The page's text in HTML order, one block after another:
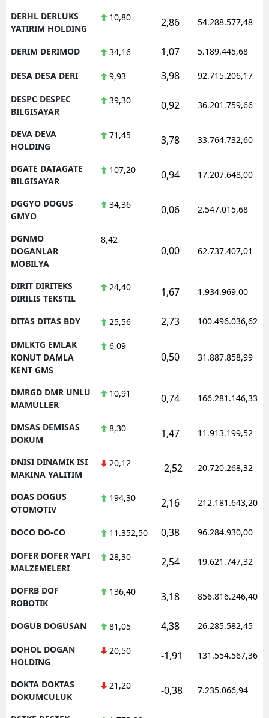
DERHL DERLUKS
YATIRIM HOLDING
10,80 2,86 54.288.577,48
DERIM DERIMOD 34,16 1,07 5.189.445,68
DESA DESA DERI 9,93 3,98 92.715.206,17
DESPC DESPEC
BILGISAYAR
39,30 0,92 36.201.759,66
DEVA DEVA
HOLDING
71,45 3,78 33.764.732,60
DGATE DATAGATE
BILGISAYAR
107,20 0,94 17.207.648,00
DGGYO DOGUS
GMYO
34,36 0,06 2.547.015,68
DGNMO
DOGANLAR
MOBILYA
8,42
0,00 62.737.407,01
DIRIT DIRITEKS
DIRILIS TEKSTIL
24,40 1,67 1.934.969,00
DITAS DITAS BDY 25,56 2,73 100.496.036,62
DMLKTG EMLAK
KONUT DAMLA
KENT GMS
6,09
0,50 31.887.858,99
DMRGD DMR UNLU
MAMULLER
10,91 0,74 166.281.146,33
DMSAS DEMISAS
DOKUM
8,30 1,47 11.913.199,52
DNISI DINAMIK ISI
MAKINA YALITIM
20,12 -2,52 20.720.268,32
DOAS DOGUS
OTOMOTIV
194,30 2,16 212.181.643,20
DOCO DO-CO 11.352,50 0,38 96.284.930,00
DOFER DOFER YAPI
MALZEMELERI
28,30 2,54 19.621.747,32
DOFRB DOF
ROBOTIK
136,40 3,18 856.816.246,40
DOGUB DOGUSAN 81,05 4,38 26.285.582,45
DOHOL DOGAN
HOLDING
20,50 -1,91 131.554.567,36
DOKTA DOKTAS
DOKUMCULUK
21,20 -0,38 7.235.066,94